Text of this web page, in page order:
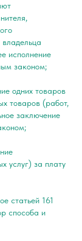
исполнение
законом;
одних товаров
товаров (работ,
заключение
услуг) за плату
статьей 161
способа и